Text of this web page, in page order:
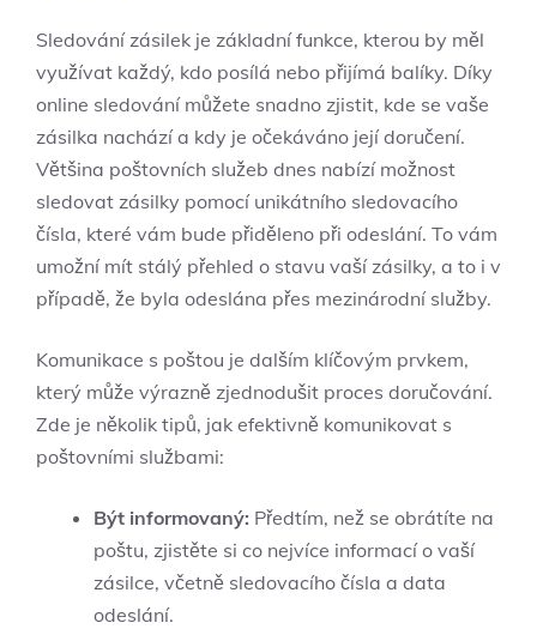
Sledování zásilek je základní funkce, kterou by měl
využívat každý, kdo posílá nebo přijímá balíky. Díky
online sledování můžete snadno zjistit, kde se vaše
zásilka nachází a kdy je očekáváno její doručení.
Většina poštovních služeb dnes nabízí možnost
sledovat zásilky pomocí unikátního sledovacího
čísla, které vám bude přiděleno při odeslání. To vám
umožní mít stálý přehled o stavu vaší zásilky, a to i v
případě, že byla odeslána přes mezinárodní služby.
Komunikace s poštou je dalším klíčovým prvkem,
který může výrazně zjednodušit proces doručování.
Zde je několik tipů, jak efektivně komunikovat s
poštovními službami:
Být informovaný: Předtím, než se obrátíte na
poštu, zjistěte si co nejvíce informací o vaší
zásilce, včetně sledovacího čísla a data
odeslání.